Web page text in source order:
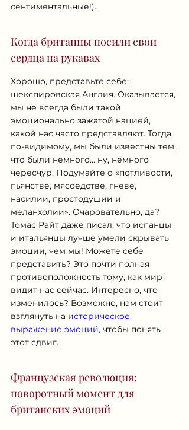
сентиментальные!).
Когда британцы носили свои
сердца на рукавах
Хорошо, представьте себе:
шекспировская Англия. Оказывается,
мы не всегда были такой
эмоционально зажатой нацией,
какой нас часто представляют. Тогда,
по-видимому, мы были известны тем,
что были немного… ну, немного
чересчур. Подумайте о «потливости,
пьянстве, мясоедстве, гневе,
насилии, простодушии и
меланхолии». Очаровательно, да?
Томас Райт даже писал, что испанцы
и итальянцы лучше умели скрывать
эмоции, чем мы! Можете себе
представить? Это почти полная
противоположность тому, как мир
видит нас сейчас. Интересно, что
изменилось? Возможно, нам стоит
взглянуть на историческое
выражение эмоций, чтобы понять
этот сдвиг.
Французская революция:
поворотный момент для
британских эмоций